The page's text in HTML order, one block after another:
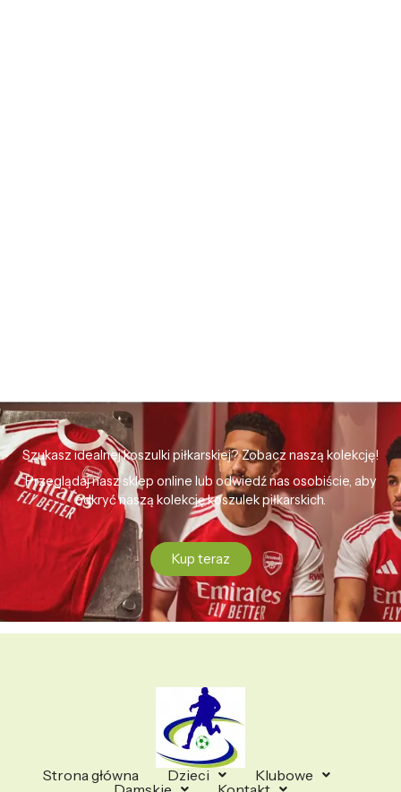
Szukasz idealnej koszulki piłkarskiej? Zobacz naszą kolekcję!
Przeglądaj nasz sklep online lub odwiedź nas osobiście, aby
odkryć naszą kolekcję koszulek piłkarskich.
Kup teraz
Strona główna Dzieci
Klubowe